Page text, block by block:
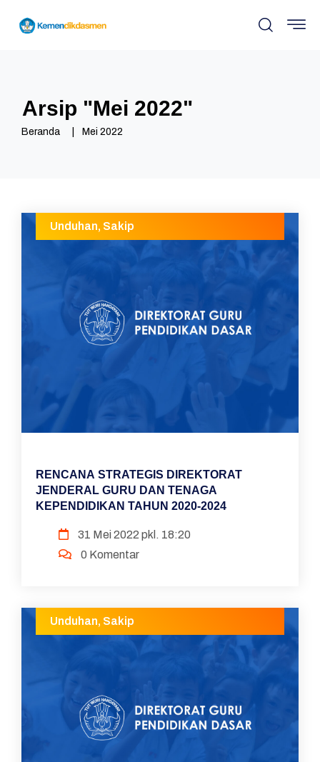
Arsip "Mei 2022"
Beranda Mei 2022
Unduhan, Sakip
RENCANA STRATEGIS DIREKTORAT
JENDERAL GURU DAN TENAGA
KEPENDIDIKAN TAHUN 2020-2024
31 Mei 2022 pkl. 18:20
0 Komentar
Unduhan, Sakip